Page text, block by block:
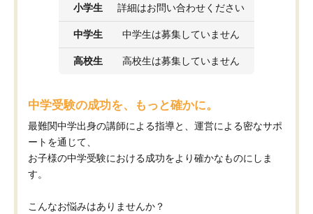
小学生 詳細はお問い合わせください
中学生 中学生は募集していません
高校生 高校生は募集していません
中学受験の成功を、もっと確かに。
最難関中学出身の講師による指導と、運営による密なサポ
ートを通じて、
お子様の中学受験における成功をより確かなものにしま
す。
こんなお悩みはありませんか？